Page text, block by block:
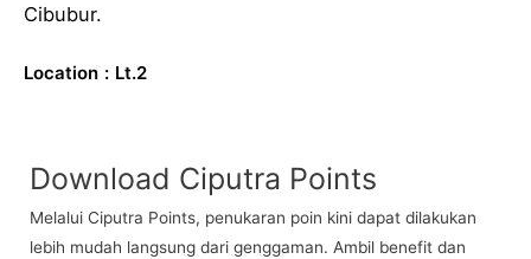
Cibubur.
Location : Lt.2
Download Ciputra Points
Melalui Ciputra Points, penukaran poin kini dapat dilakukan
lebih mudah langsung dari genggaman. Ambil benefit dan